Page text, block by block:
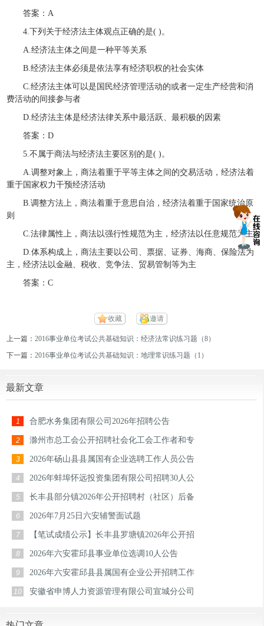
答案：A
4.下列关于经济法主体观点正确的是( )。
A.经济法主体之间是一种平等关系
B.经济法主体必须是依法享有经济职权的社会实体
C.经济法主体可以是国民经济管理活动的或者一定生产经营和消
费活动的间接参与者
D.经济法主体是经济法律关系中最活跃、最积极的因素
答案：D
5.不属于商法与经济法主要区别的是( )。
A.调整对象上，商法着重于平等主体之间的交易活动，经济法着
重于国家权力干预经济活动
B.调整方法上，商法着重于意思自治，经济法着重于国家统治原
则
C.法律属性上，商法以强行性规范为主，经济法以任意规范为主
D.体系构成上，商法主要以公司、票据、证券、海商、保险法为
主，经济法以金融、税收、竞争法、贸易管制等为主
答案：C
收藏 邀请
上一篇：2016事业单位考试公共基础知识：经济法常识练习题（8）
下一篇：2016事业单位考试公共基础知识：地理常识练习题（1）
最新文章
1 合肥水务集团有限公司2026年招聘公告
2 滁州市总工会公开招聘社会化工会工作者和专
3 2026年砀山县县属国有企业选聘工作人员公告
4 2026年蚌埠怀远投资集团有限公司招聘30人公
5 长丰县部分镇2026年公开招聘村（社区）后备
6 2026年7月25日六安辅警面试题
7 【笔试成绩公示】长丰县罗塘镇2026年公开招
8 2026年六安霍邱县事业单位选调10人公告
9 2026年六安霍邱县县属国有企业公开招聘工作
10 安徽省申博人力资源管理有限公司宣城分公司